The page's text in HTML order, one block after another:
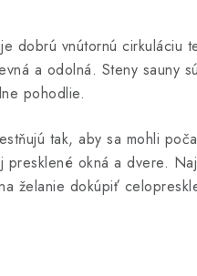
dobrú vnútornú cirkuláciu
a odolná. Steny sauny
pohodlie.
tak, aby sa mohli
okná a dvere.
želanie dokúpiť